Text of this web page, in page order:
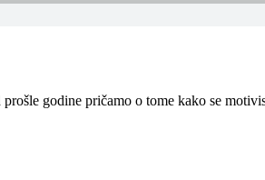
godine pričamo o tome kako se